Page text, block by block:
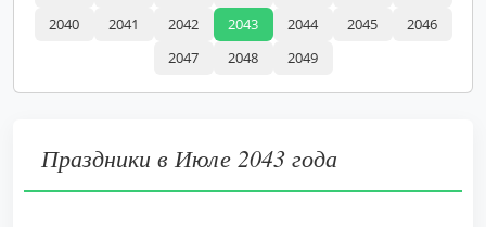
2040
2041 2042 2043 2044 2045
2046
2047
2048 2049
Праздники в Июле 2043 года